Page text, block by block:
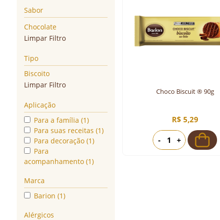
Sabor
Chocolate
Limpar Filtro
Tipo
Biscoito
Limpar Filtro
Aplicação
Para a família (1)
Para suas receitas (1)
Para decoração (1)
Para
acompanhamento (1)
Marca
Barion (1)
Alérgicos
Choco Biscuit ® 90g
R$ 5,29
- +